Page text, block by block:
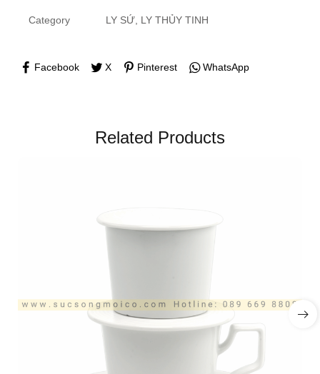
Category LY SỨ, LY THỦY TINH
Facebook X Pinterest WhatsApp
Related Products